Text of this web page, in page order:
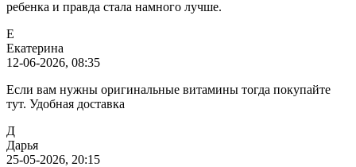
ребенка и правда стала намного лучше.
Е
Екатерина
12-06-2026, 08:35
Если вам нужны оригинальные витамины тогда покупайте
тут. Удобная доставка
Д
Дарья
25-05-2026, 20:15